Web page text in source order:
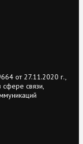
от 27.11.2020 г.,
связи,